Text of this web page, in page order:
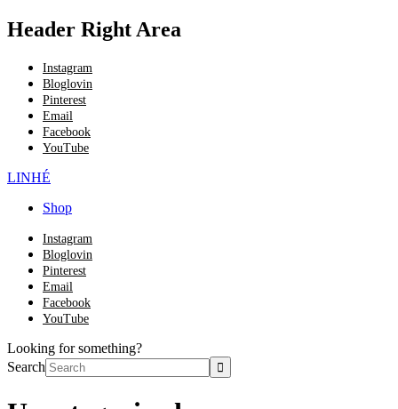
Header Right Area
Instagram
Bloglovin
Pinterest
Email
Facebook
YouTube
LINHÉ
Shop
Instagram
Bloglovin
Pinterest
Email
Facebook
YouTube
Looking for something?
Search